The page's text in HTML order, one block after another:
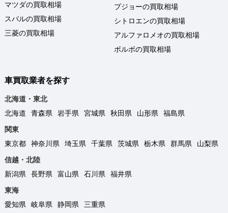
マツダの買取相場
スバルの買取相場
三菱の買取相場
プジョーの買取相場
シトロエンの買取相場
アルファロメオの買取相場
ボルボの買取相場
車買取業者を探す
北海道・東北
北海道
青森県 岩手県 宮城県 秋田県 山形県
福島県
関東
東京都
神奈川県 埼玉県 千葉県 茨城県 栃木県 群馬県
山梨県
信越・北陸
新潟県
長野県 富山県 石川県
福井県
東海
愛知県
岐阜県 静岡県
三重県